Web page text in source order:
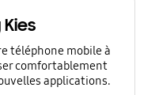
téléphone mobile à
comfortablement
applications.